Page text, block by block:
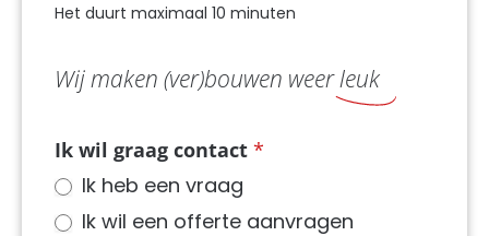
Het duurt maximaal 10 minuten
Wij maken (ver)bouwen weerleuk
NIEUW
Contact
dynamisch
in
Ik wil graag contact *
Ik heb een vraag
Ik wil een offerte aanvragen